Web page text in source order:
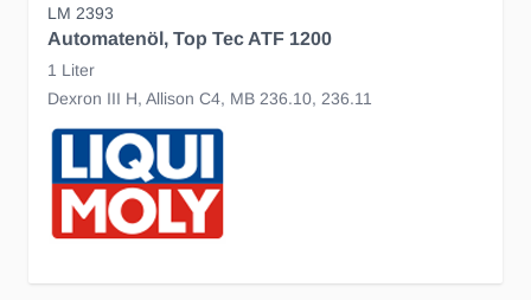
LM 2393
Automatenöl, Top Tec ATF 1200
1 Liter
Dexron III H, Allison C4, MB 236.10, 236.11